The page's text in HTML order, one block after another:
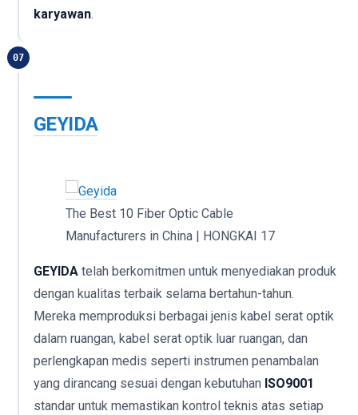
karyawan.
07
GEYIDA
The Best 10 Fiber Optic Cable
Manufacturers in China | HONGKAI 17
GEYIDA telah berkomitmen untuk menyediakan produk
dengan kualitas terbaik selama bertahun-tahun.
Mereka memproduksi berbagai jenis kabel serat optik
dalam ruangan, kabel serat optik luar ruangan, dan
perlengkapan medis seperti instrumen penambalan
yang dirancang sesuai dengan kebutuhan ISO9001
standar untuk memastikan kontrol teknis atas setiap